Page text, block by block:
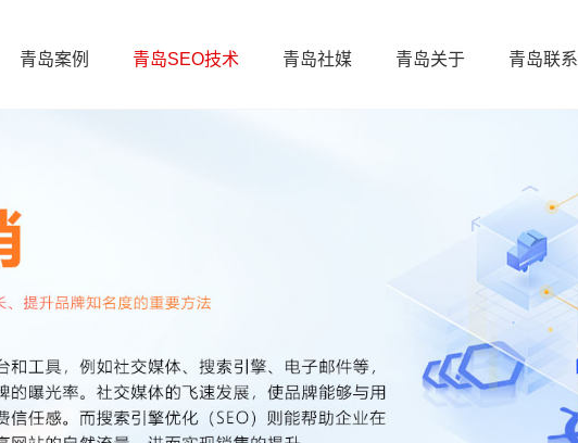
青岛案例 青岛SEO技术 青岛社媒 青岛关于 青岛联系